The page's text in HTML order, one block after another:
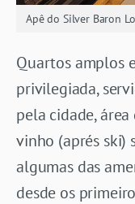
Apê do Silver Baron
Quartos amplos
privilegiada,
pela cidade,
vinho (aprés ski)
algumas das
desde os